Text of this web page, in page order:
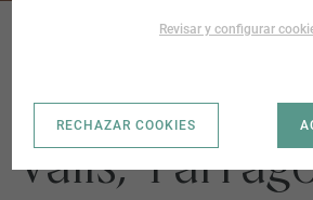
ESGLESIA
Valls,
Revisar y configurar
RECHAZAR COOKIES